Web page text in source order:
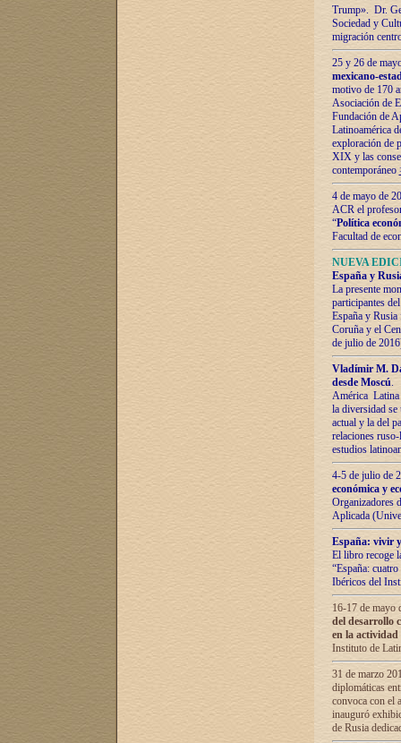
Trump». Dr.
Sociedad y
migración
25 y 26 de
mexicano-
motivo de 170
Asociación de
Fundación de
Latinoamérica
exploración de
XIX y las
contemporáneo
4 de mayo de
ACR el
“Política
Facultad de
NUEVA
España y
La presente
participantes
España y
Coruña y el
de julio de
Vladímir М.
desde Moscú.
América Latina
la diversidad
actual у lа del
relaciones
estudios
4-5 de julio de
económica y
Organizadores
Aplicada
España: vivir
El libro recoge
“España:
Ibéricos del
16-17 de mayo
del desarrollo
en la
Instituto de
31 de marzo
diplomáticas
convoca con el
inauguró
de Rusia